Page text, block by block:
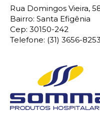
Rua Domingos Vieira,
Bairro: Santa Efigênia
Cep: 30150-242
Telefone: (31) 3656-8253